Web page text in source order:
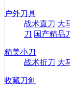
户外刀具
战术直刀 大
刀 国产精品
精美小刀
战术折刀 大
收藏刀剑